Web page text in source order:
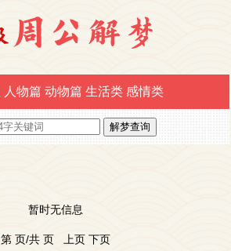
人物篇 动物篇 生活类 感情类
暂时无信息
第 页/共 页 上页 下页